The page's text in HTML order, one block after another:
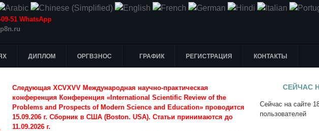
51 WhatsApp
ДИПЛОМ ОРГВЗНОС ГРАФИК РЕГИСТРАЦИЯ КОНТАКТЫ
Следующая XCVXVV Международная научно-практическая
конференция Конференция «International Scientific Review of the
Problems and Prospects of Modern Science and Education» проводится
15.09.206 г. Сборник в США (Boston. USA). Статьи принимаются до
11.09.2026 г.
СЕЙЧАС
Сейчас на сайте
пользователей